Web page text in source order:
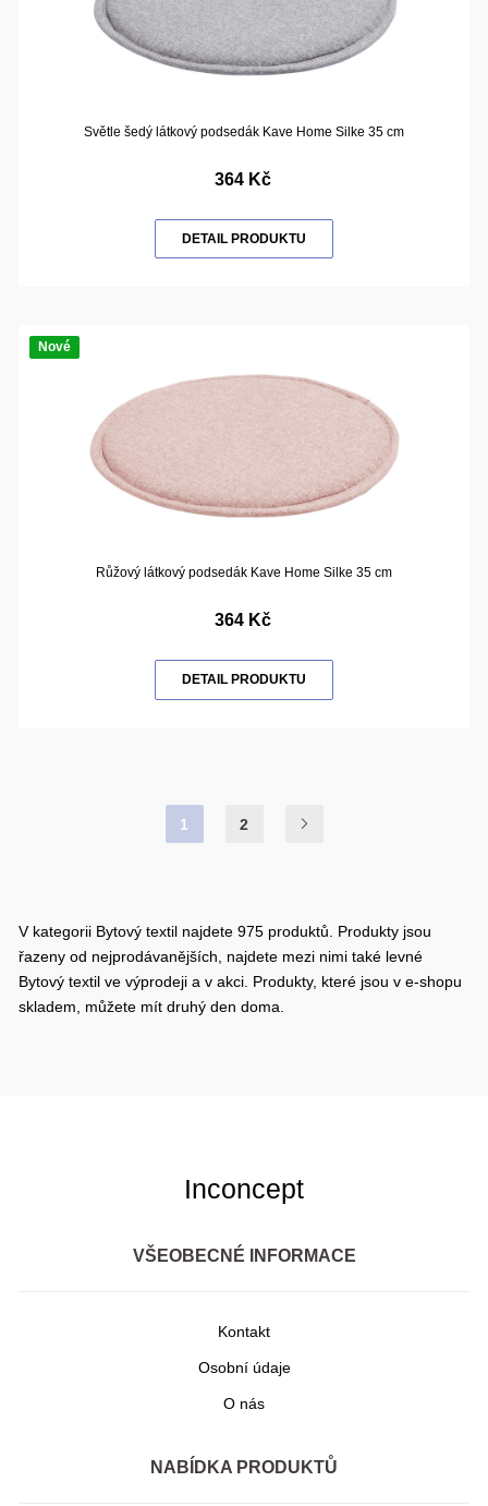
Světle šedý látkový podsedák Kave Home Silke 35 cm
364 Kč
DETAIL PRODUKTU
Nové
Růžový látkový podsedák Kave Home Silke 35 cm
364 Kč
DETAIL PRODUKTU
1 2
V kategorii Bytový textil najdete 975 produktů. Produkty jsou
řazeny od nejprodávanějších, najdete mezi nimi také levné
Bytový textil ve výprodeji a v akci. Produkty, které jsou v e-shopu
skladem, můžete mít druhý den doma.
Inconcept
VŠEOBECNÉ INFORMACE
Kontakt
Osobní údaje
O nás
NABÍDKA PRODUKTŮ